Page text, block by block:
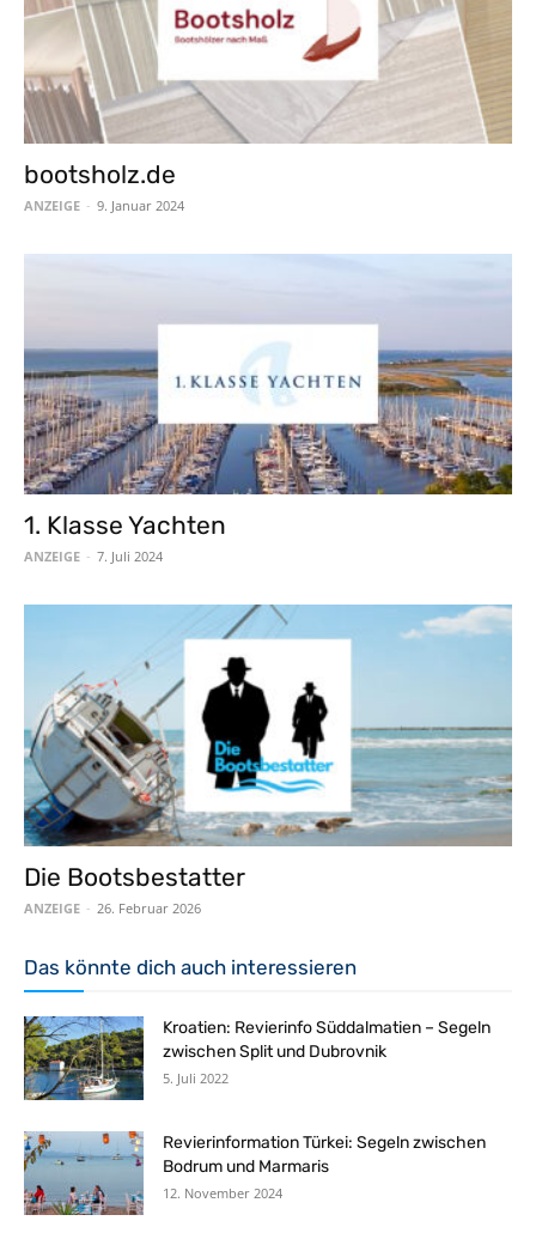
bootsholz.de
ANZEIGE - 9. Januar 2024
1. Klasse Yachten
ANZEIGE - 7. Juli 2024
Die Bootsbestatter
ANZEIGE - 26. Februar 2026
Das könnte dich auch interessieren
Kroatien: Revierinfo Süddalmatien – Segeln
zwischen Split und Dubrovnik
5. Juli 2022
Revierinformation Türkei: Segeln zwischen
Bodrum und Marmaris
12. November 2024